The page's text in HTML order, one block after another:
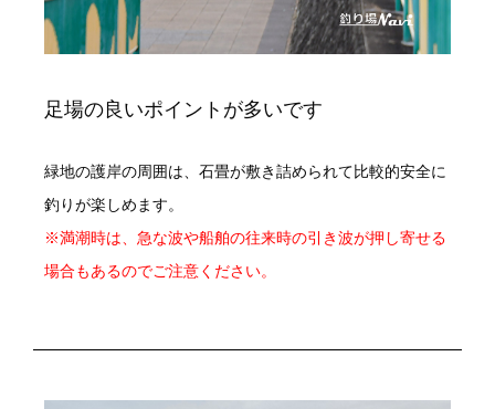
足場の良いポイントが多いです
緑地の護岸の周囲は、石畳が敷き詰められて比較的安全に
釣りが楽しめます。
※満潮時は、急な波や船舶の往来時の引き波が押し寄せる
場合もあるのでご注意ください。